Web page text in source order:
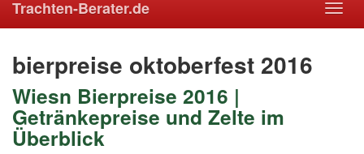
Trachten-Berater.de
bierpreise oktoberfest 2016
Wiesn Bierpreise 2016 |
Getränkepreise und Zelte im
Überblick